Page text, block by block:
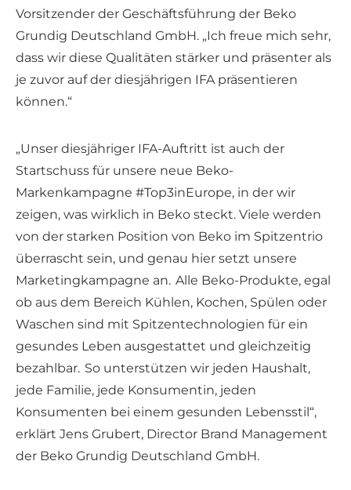
Vorsitzender der Geschäftsführung der Beko
Grundig Deutschland GmbH. „Ich freue mich sehr,
dass wir diese Qualitäten stärker und präsenter als
je zuvor auf der diesjährigen IFA präsentieren
können.“
„Unser diesjähriger IFA-Auftritt ist auch der
Startschuss für unsere neue Beko-
Markenkampagne #Top3inEurope, in der wir
zeigen, was wirklich in Beko steckt. Viele werden
von der starken Position von Beko im Spitzentrio
überrascht sein, und genau hier setzt unsere
Marketingkampagne an. Alle Beko-Produkte, egal
ob aus dem Bereich Kühlen, Kochen, Spülen oder
Waschen sind mit Spitzentechnologien für ein
gesundes Leben ausgestattet und gleichzeitig
bezahlbar. So unterstützen wir jeden Haushalt,
jede Familie, jede Konsumentin, jeden
Konsumenten bei einem gesunden Lebensstil“,
erklärt Jens Grubert, Director Brand Management
der Beko Grundig Deutschland GmbH.